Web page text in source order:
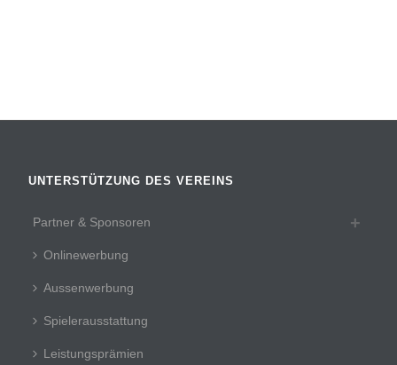
UNTERSTÜTZUNG DES VEREINS
Partner & Sponsoren
Onlinewerbung
Aussenwerbung
Spielerausstattung
Leistungsprämien